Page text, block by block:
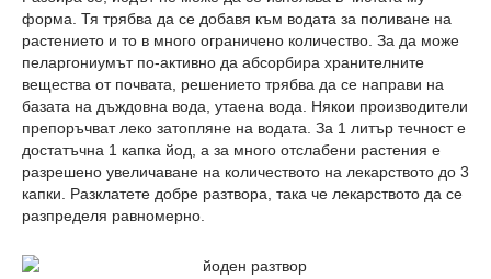
форма. Тя трябва да се добавя към водата за поливане на
растението и то в много ограничено количество. За да може
пеларгониумът по-активно да абсорбира хранителните
вещества от почвата, решението трябва да се направи на
базата на дъждовна вода, утаена вода. Някои производители
препоръчват леко затопляне на водата. За 1 литър течност е
достатъчна 1 капка йод, а за много отслабени растения е
разрешено увеличаване на количеството на лекарството до 3
капки. Разклатете добре разтвора, така че лекарството да се
разпределя равномерно.